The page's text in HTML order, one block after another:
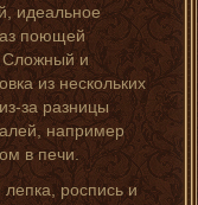
идеальное
поющей
Сложный и
из нескольких
за разницы
например
в печи.
роспись и